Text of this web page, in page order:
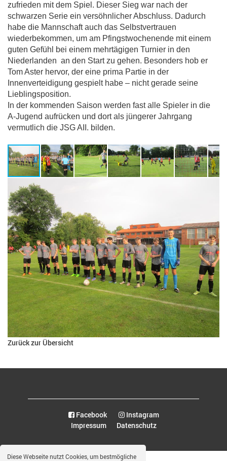
Diese Webseite nutzt Cookies, um bestmögliche
zufrieden mit dem Spiel. Dieser Sieg war nach der
schwarzen Serie ein versöhnlicher Abschluss. Dadurch
habe die Mannschaft auch das Selbstvertrauen
wiederbekommen, um am Pfingstwochenende mit einem
guten Gefühl bei einem mehrtägigen Turnier in den
Niederlanden an den Start zu gehen. Besonders hob er
Tom Aster hervor, der eine prima Partie in der
Innenverteidigung gespielt habe – nicht gerade seine
Lieblingsposition.
In der kommenden Saison werden fast alle Spieler in die
A-Jugend aufrücken und dort als jüngerer Jahrgang
vermutlich die JSG AII. bilden.
Zurück zur Übersicht
Facebook
Instagram
Impressum
Datenschutz